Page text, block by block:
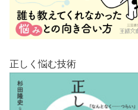
正しく悩む技術